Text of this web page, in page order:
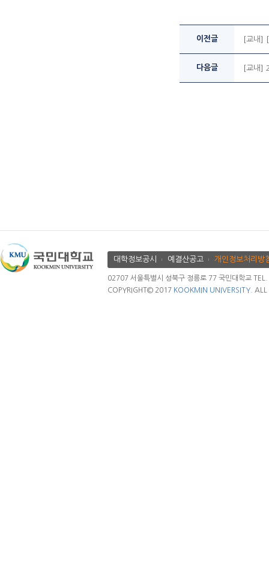
이전글 [교내]
다음글 [교내]
대학정보공시 예결산공고 개인정보처리방
02707 서울특별시 성북구 정릉로 77 국민대학교
COPYRIGHT© 2017 KOOKMIN UNIVERSITY. ALL